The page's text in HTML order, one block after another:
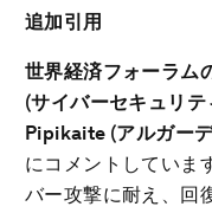
追加引用
世界経済フォーラム
(サイバーセキュリ
Pipikaite (アルガー
にコメントしていま
バー攻撃に耐え、回